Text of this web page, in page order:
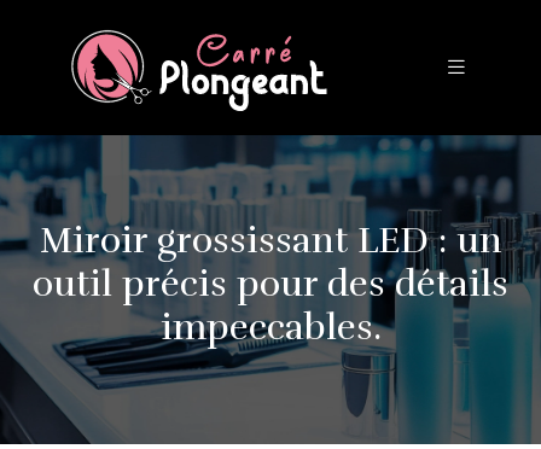
Miroir grossissant LED : un
outil précis pour des détails
impeccables.